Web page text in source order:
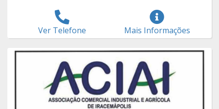
Ver Telefone Mais Informações